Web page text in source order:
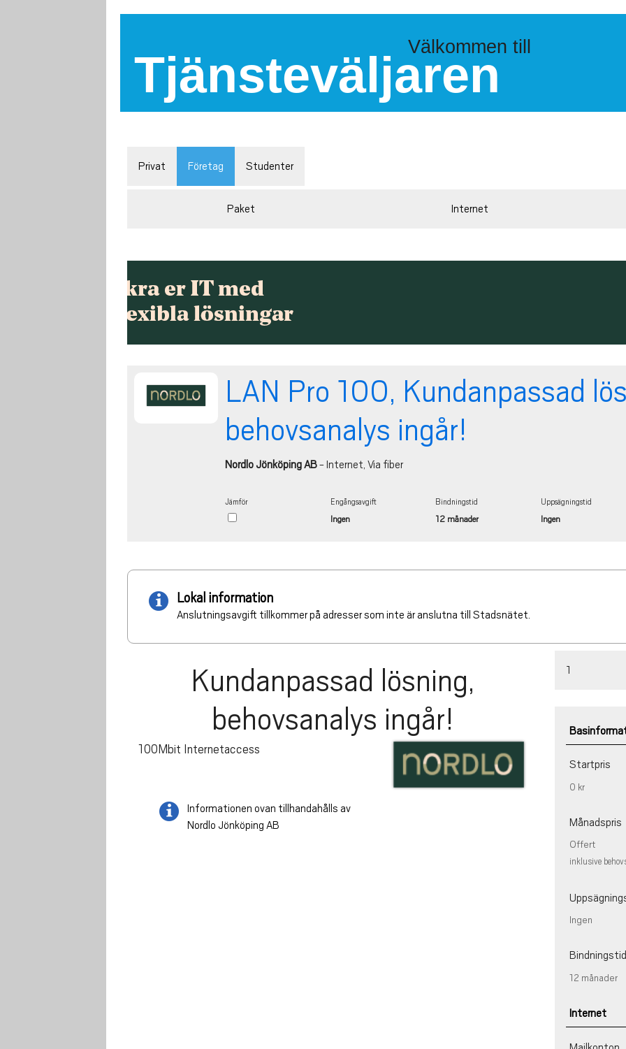
Välkommen till
Tjänsteväljaren
Privat Företag Studenter
Paket Internet
LAN Pro 100, Kundanpassad
behovsanalys ingår!
Nordlo Jönköping AB- Internet, Via fiber
Jämför Engångsavgift
Ingen
Bindningstid
12 månader
Uppsägningstid
Ingen
Lokal information
Anslutningsavgift tillkommer på adresser som inte är anslutna till Stadsnätet.
Kundanpassad lösning,
behovsanalys ingår!
100Mbit Internetaccess
Informationen ovan tillhandahålls av
Nordlo Jönköping AB
1
Startpris
0 kr
Månadspris
Offert
inklusive
Ingen
Bindningstid
12 månader
Internet